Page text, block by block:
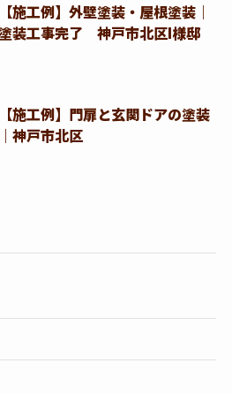
【施工例】外壁塗装・屋根塗装｜
装工事完了 神戸市北区I様邸
【施工例】門扉と玄関ドアの塗装
｜神戸市北区